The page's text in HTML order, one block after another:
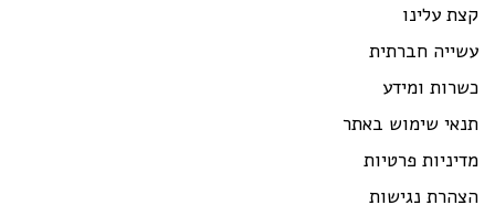
עלינו
חברתית
ומידע
שימוש באתר
פרטיות
נגישות